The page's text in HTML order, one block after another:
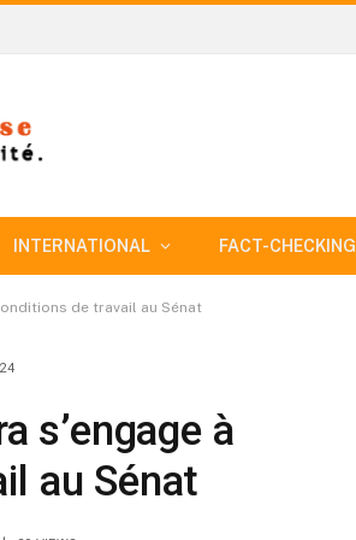
INTERNATIONAL FACT-CHECKING
de travail au Sénat
s’engage à
au Sénat